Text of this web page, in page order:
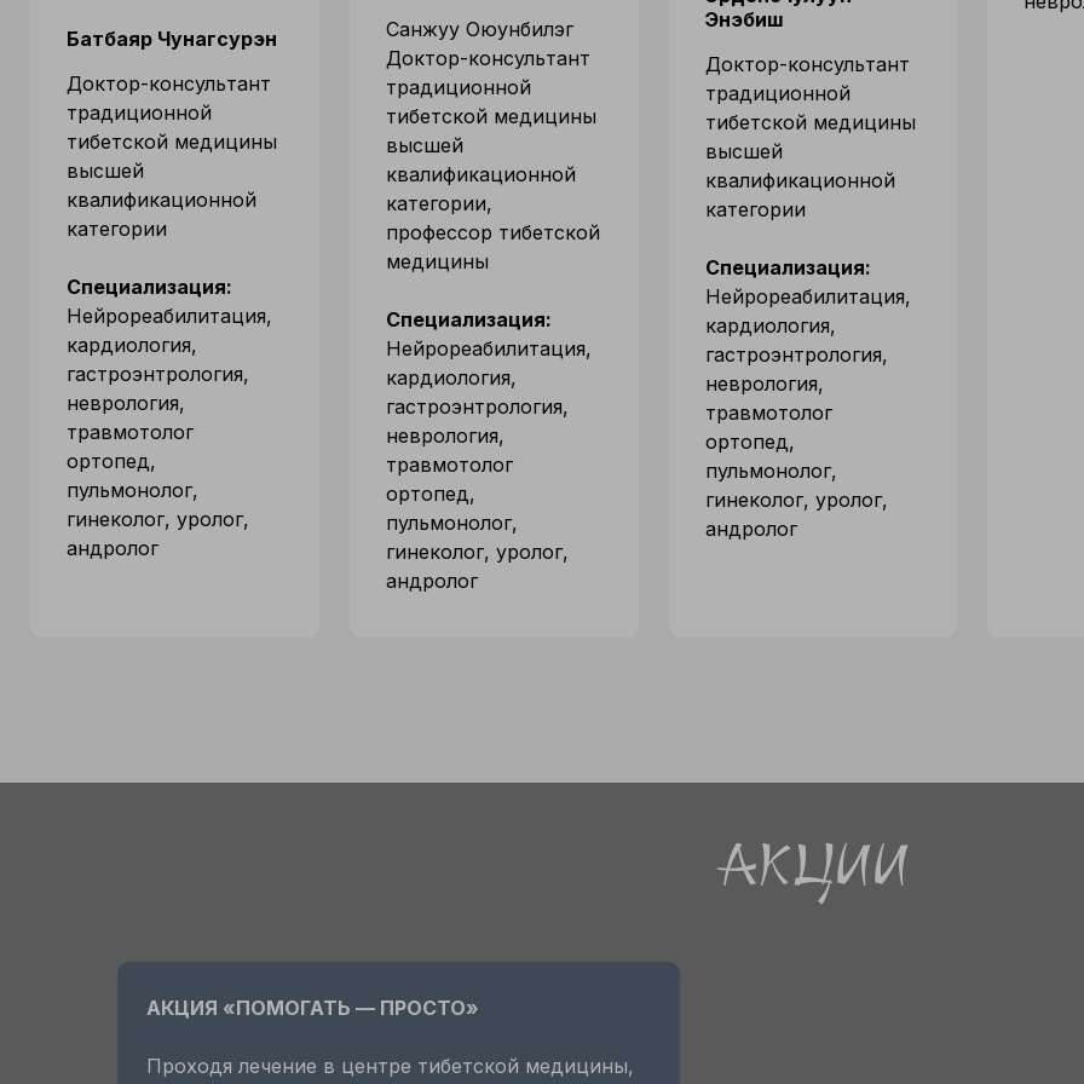
Батбаяр Чунагсурэн
Доктор-консультант
традиционной
тибетской медицины
высшей
квалификационной
категории
Специализация:
Нейрореабилитация,
кардиология,
гастроэнтрология,
неврология,
травмотолог
ортопед,
пульмонолог,
гинеколог, уролог,
андролог
Санжуу Оюунбилэг
Доктор-консультант
традиционной
тибетской медицины
высшей
квалификационной
категории,
профессор тибетской
медицины
Специализация:
Нейрореабилитация,
кардиология,
гастроэнтрология,
неврология,
травмотолог
ортопед,
пульмонолог,
гинеколог, уролог,
андролог
Энэбиш
Доктор-консультант
традиционной
тибетской медицины
высшей
квалификационной
категории
Специализация:
Нейрореабилитация,
кардиология,
гастроэнтрология,
неврология,
травмотолог
ортопед,
пульмонолог,
гинеколог, уролог,
андролог
АКЦИЯ «ПОМОГАТЬ — ПРОСТО»
Проходя лечение в центре тибетской медицины,
Акции